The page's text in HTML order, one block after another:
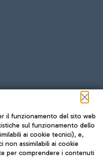
della vicinanza
spostarsi
il funzionamento del sito web
sul funzionamento dello
ai cookie tecnici), e,
non assimilabili ai cookie
per comprendere i contenuti